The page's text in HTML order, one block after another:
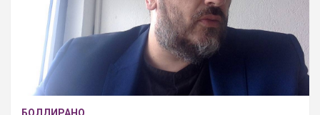
БОЛДИРАНО